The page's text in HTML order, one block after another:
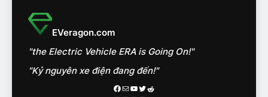
15
‘cảnh vệ’ ADAS, ‘trợ lý’ ViVi
trên ngàn dặm đường
CÔNG NGHỆ AI, TỰ LÁI, ADAS,
ROBOTAXI
ĐÁNH GIÁ XE
EVeragon.com
"the Electric Vehicle ERA is Going On!"
"Kỷ nguyên xe điện đang đến!"
Facebook
MailYoutube
Twitter